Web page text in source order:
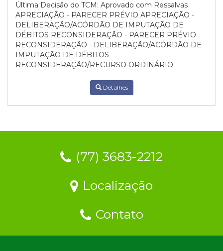
Última Decisão do TCM: Aprovado com Ressalvas
APRECIAÇÃO - PARECER PRÉVIO APRECIAÇÃO -
DELIBERAÇÃO/ACÓRDÃO DE IMPUTAÇÃO DE
DÉBITOS RECONSIDERAÇÃO - PARECER PRÉVIO
RECONSIDERAÇÃO - DELIBERAÇÃO/ACÓRDÃO DE
IMPUTAÇÃO DE DÉBITOS
RECONSIDERAÇÃO/RECURSO ORDINÁRIO
Detalhes
(77) 3683-2212
Localização
Contato